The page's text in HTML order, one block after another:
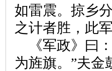
如雷震。掠乡
之计者胜，此
《军政》曰
为旌旗。”夫金